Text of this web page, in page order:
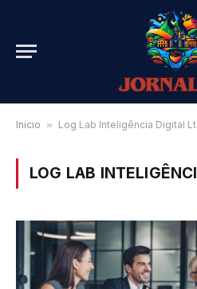
Início » Log Lab Inteligência Digital
LOG LAB